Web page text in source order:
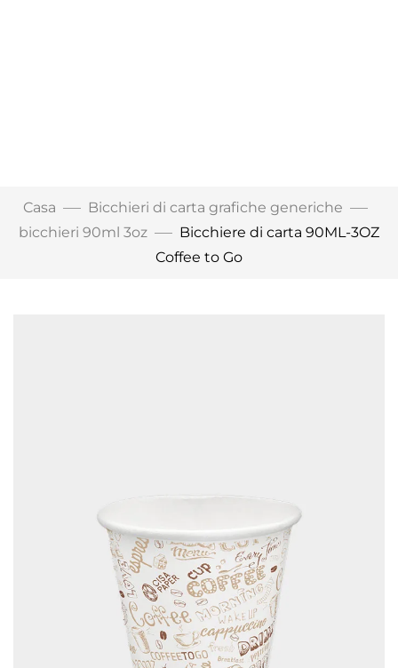
Casa
Bicchieri di carta grafiche generiche
bicchieri 90ml 3oz
Bicchiere di carta 90ML-3OZ
Coffee to Go